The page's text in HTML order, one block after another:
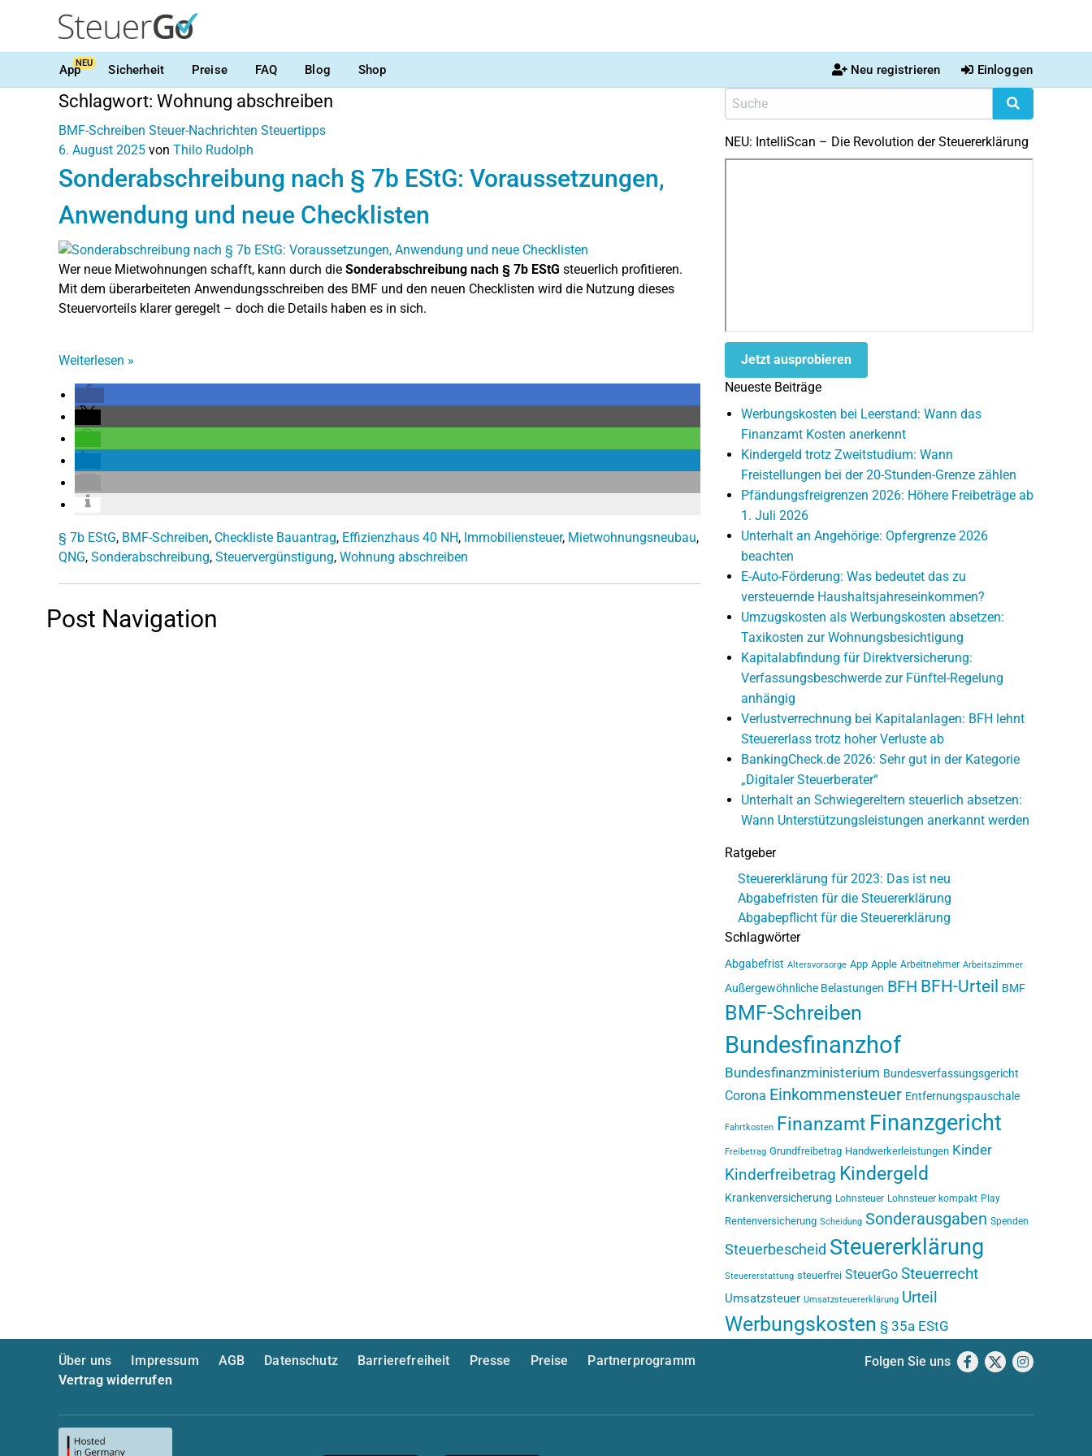
AppNEU Sicherheit Preise FAQ Blog Shop Neu registrieren Einloggen
Schlagwort: Wohnung abschreiben
BMF-Schreiben Steuer-Nachrichten Steuertipps
6. August 2025 von Thilo Rudolph
Sonderabschreibung nach § 7b EStG: Voraussetzungen,
Anwendung und neue Checklisten
Wer neue Mietwohnungen schafft, kann durch die Sonderabschreibung nach § 7b EStG steuerlich profitieren.
Mit dem überarbeiteten Anwendungsschreiben des BMF und den neuen Checklisten wird die Nutzung dieses
Steuervorteils klarer geregelt – doch die Details haben es in sich.
Weiterlesen »
§ 7b EStG, BMF-Schreiben, Checkliste Bauantrag, Effizienzhaus 40 NH, Immobiliensteuer, Mietwohnungsneubau,
QNG, Sonderabschreibung, Steuervergünstigung, Wohnung abschreiben
Post Navigation
NEU: IntelliScan – Die Revolution der Steuererklärung
Jetzt ausprobieren
Neueste Beiträge
Werbungskosten bei Leerstand: Wann das
Finanzamt Kosten anerkennt
Kindergeld trotz Zweitstudium: Wann
Freistellungen bei der 20-Stunden-Grenze zählen
Pfändungsfreigrenzen 2026: Höhere Freibeträge ab
1. Juli 2026
Unterhalt an Angehörige: Opfergrenze 2026
beachten
E-Auto-Förderung: Was bedeutet das zu
versteuernde Haushaltsjahreseinkommen?
Umzugskosten als Werbungskosten absetzen:
Taxikosten zur Wohnungsbesichtigung
Kapitalabfindung für Direktversicherung:
Verfassungsbeschwerde zur Fünftel-Regelung
anhängig
Verlustverrechnung bei Kapitalanlagen: BFH lehnt
Steuererlass trotz hoher Verluste ab
BankingCheck.de 2026: Sehr gut in der Kategorie
„Digitaler Steuerberater“
Unterhalt an Schwiegereltern steuerlich absetzen:
Wann Unterstützungsleistungen anerkannt werden
Ratgeber
Steuererklärung für 2023: Das ist neu
Abgabefristen für die Steuererklärung
Abgabepflicht für die Steuererklärung
Schlagwörter
Abgabefrist Altersvorsorge App Apple Arbeitnehmer Arbeitszimmer
Außergewöhnliche Belastungen BFH BFH-Urteil BMF
BMF-Schreiben
Bundesfinanzhof
Bundesfinanzministerium Bundesverfassungsgericht
Corona Einkommensteuer Entfernungspauschale
Fahrtkosten Finanzamt Finanzgericht
Freibetrag Grundfreibetrag Handwerkerleistungen Kinder
Kinderfreibetrag Kindergeld
Krankenversicherung Lohnsteuer Lohnsteuer kompakt Play
Rentenversicherung Scheidung Sonderausgaben Spenden
Steuerbescheid Steuererklärung
Steuererstattung steuerfrei SteuerGo Steuerrecht
Umsatzsteuer Umsatzsteuererklärung Urteil
Werbungskosten § 35a EStG
Über uns Impressum AGB Datenschutz Barrierefreiheit Presse Preise
Partnerprogramm
Vertrag widerrufen
Folgen Sie uns Facebook
X Instagram